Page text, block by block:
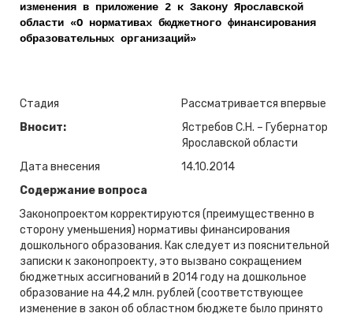
изменения в приложение 2 к Закону Ярославской
области «О нормативах бюджетного финансирования
образовательных организаций»
Стадия
Рассматривается впервые
Вносит:
Ястребов С.Н. – Губернатор
Ярославской области
Дата внесения
14.10.2014
Содержание вопроса
Законопроектом корректируются (преимущественно в
сторону уменьшения) нормативы финансирования
дошкольного образования. Как следует из пояснительной
записки к законопроекту, это вызвано сокращением
бюджетных ассигнований в 2014 году на дошкольное
образование на 44,2 млн. рублей (соответствующее
изменение в закон об областном бюджете было принято